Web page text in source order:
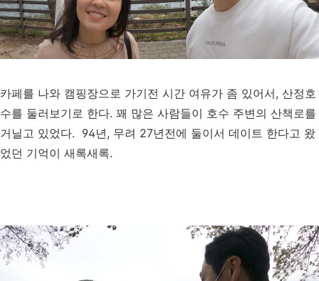
카페를 나와 캠핑장으로 가기전 시간 여유가 좀 있어서, 산정호
수를 둘러보기로 한다. 꽤 많은 사람들이 호수 주변의 산책로를
거닐고 있었다. 94년, 무려 27년전에 둘이서 데이트 한다고 왔
었던 기억이 새록새록.